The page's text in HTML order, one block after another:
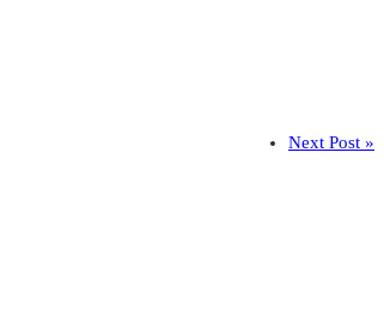
Next Post »